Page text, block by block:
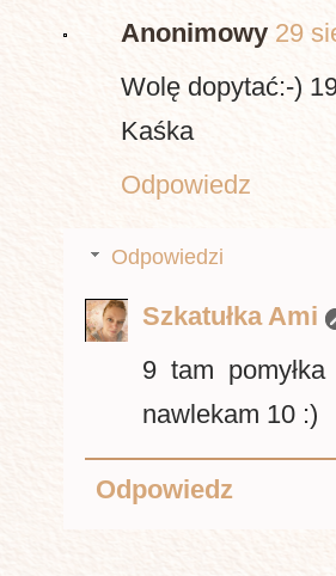
Anonimowy 29
Wolę dopytać:-)
Kaśka
Odpowiedz
Odpowiedzi
Szkatułka Ami
9 tam
nawlekam 10 :)
Odpowiedz